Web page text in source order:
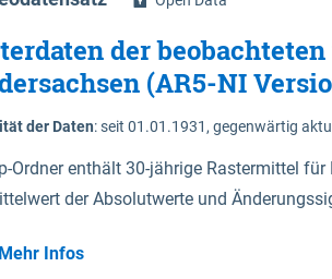
der
(AR5-NI
der Daten:seit 01.01.1931, gegenwärtig
Ordner enthält 30-jährige Rastermittel
der Absolutwerte und
(Jun. - Aug.) - au: Herbst (Sep. - Nov.) - wi: Winter (Dez. - Feb.) - hyr:
Mehr Infos